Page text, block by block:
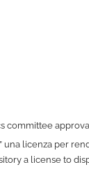
committee
una licenza per
a license to